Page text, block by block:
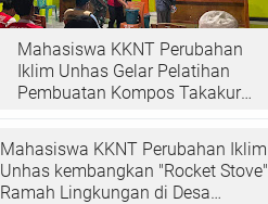
Mahasiswa KKNT Perubahan
Iklim Unhas Gelar Pelatihan
Pembuatan Kompos Takakura
Mahasiswa KKNT Perubahan Iklim
Unhas kembangkan "Rocket Stove"
Ramah Lingkungan di Desa